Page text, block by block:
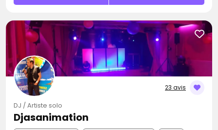
23 avis
DJ / Artiste solo
Djasanimation